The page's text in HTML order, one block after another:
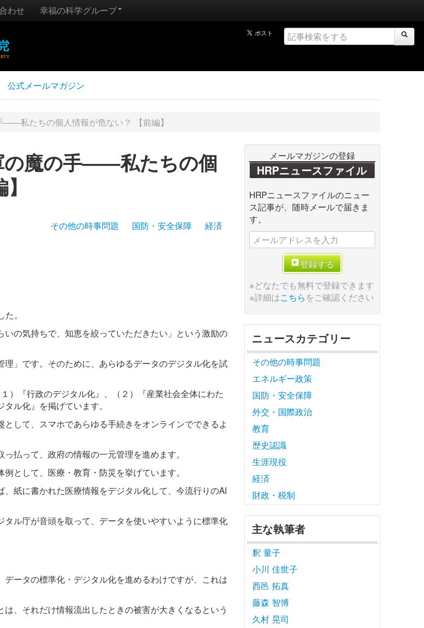
わせ 幸福の科学グループ
公式メールマガジン
私たちの個人情報が危ない？ 【前編】
の魔の手――私たちの個
その他の時事問題
国防・安全保障
経済
。
の気持ちで、知恵を絞っていただきたい」という激励の
」です。そのために、あらゆるデータのデジタル化を試
）『行政のデジタル化』、（２）『産業社会全体にわた
ル化』を掲げています。
して、スマホであらゆる手続きをオンラインでできるよ
払って、政府の情報の一元管理を進めます。
として、医療・教育・防災を挙げています。
紙に書かれた医療情報をデジタル化して、今流行りのAI
タル庁が音頭を取って、データを使いやすいように標準化
ータの標準化・デジタル化を進めるわけですが、これは
、それだけ情報流出したときの被害が大きくなるという
メールマガジンの登録
HRPニュースファイル
HRPニュースファイルのニュー
ス記事が、随時メールで届きま
す。
登録する
※どなたでも無料で登録できます
※詳細はこちらをご確認ください
ニュースカテゴリー
その他の時事問題
エネルギー政策
国防・安全保障
外交・国際政治
教育
歴史認識
生涯現役
経済
財政・税制
主な執筆者
釈 量子
小川 佳世子
西邑 拓真
藤森 智博
久村 晃司